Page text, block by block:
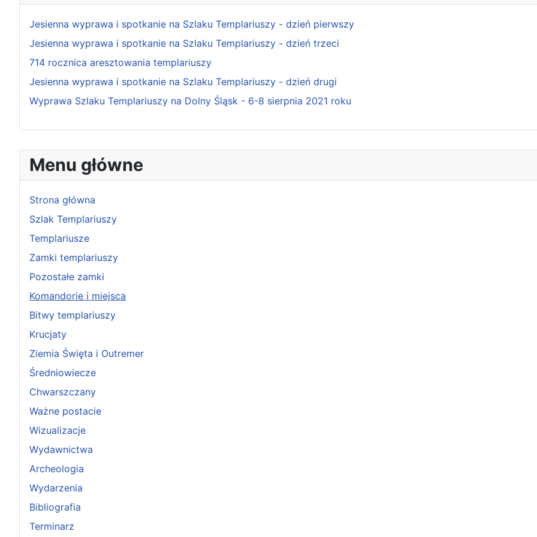
Menu główne
Strona główna
Szlak Templariuszy
Templariusze
Zamki templariuszy
Pozostałe zamki
Komandorie i miejsca
Bitwy templariuszy
Krucjaty
Ziemia Święta i Outremer
Średniowiecze
Chwarszczany
Ważne postacie
Wizualizacje
Wydawnictwa
Archeologia
Wydarzenia
Bibliografia
Terminarz
Jesienna wyprawa i spotkanie na Szlaku Templariuszy - dzień pierwszy
Jesienna wyprawa i spotkanie na Szlaku Templariuszy - dzień trzeci
714 rocznica aresztowania templariuszy
Jesienna wyprawa i spotkanie na Szlaku Templariuszy - dzień drugi
Wyprawa Szlaku Templariuszy na Dolny Śląsk - 6-8 sierpnia 2021 roku